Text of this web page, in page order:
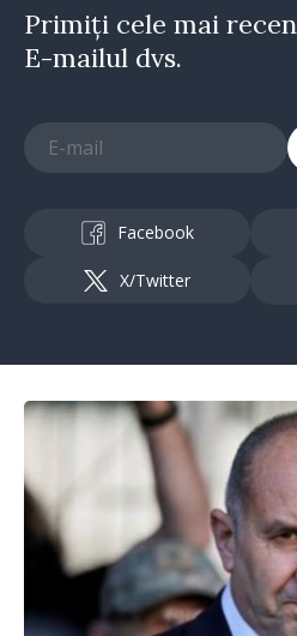
Primiți cele mai
E-mailul dvs.
Facebook
X/Twitter